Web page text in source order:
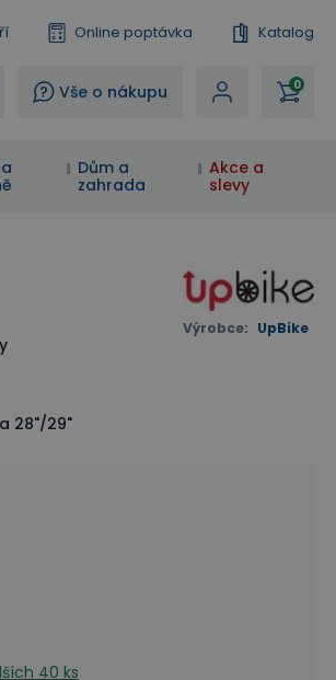
Online poptávka Katalog
? Vše o nákupu 0
Dům a
zahrada
Akce a
slevy
Výrobce: UpBike
28"/29"
40 ks